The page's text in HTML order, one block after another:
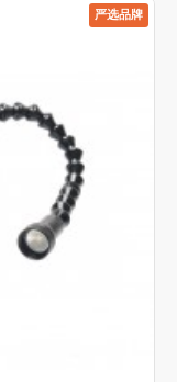
严选品牌